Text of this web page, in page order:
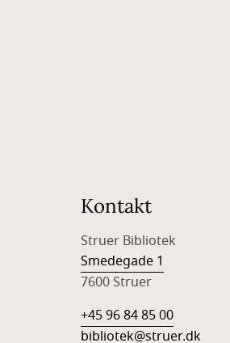
Kontakt
Struer Bibliotek
Smedegade 1
7600 Struer
+45 96 84 85 00
bibliotek@struer.dk